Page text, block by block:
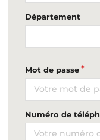
Département
Mot de passe
Numéro de